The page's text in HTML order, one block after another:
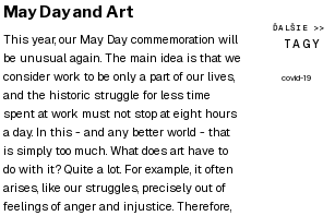
May Day and Art
This year, our May Day commemoration will
be unusual again. The main idea is that we
consider work to be only a part of our lives,
and the historic struggle for less time
spent at work must not stop at eight hours
a day. In this - and any better world - that
is simply too much. What does art have to
do with it? Quite a lot. For example, it often
arises, like our struggles, precisely out of
feelings of anger and injustice. Therefore,
ĎALŠIE >>
TAGY
covid-19